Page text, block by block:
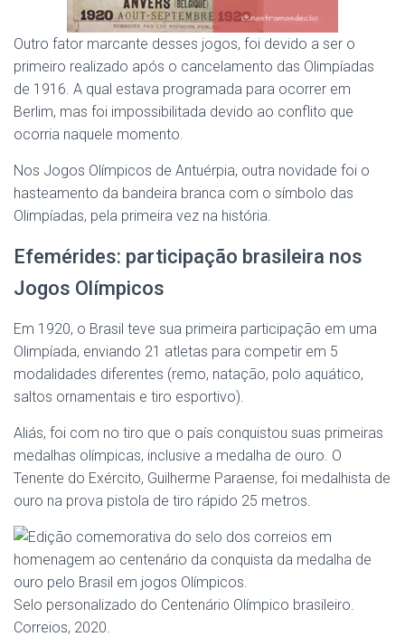
Outro fator marcante desses jogos, foi devido a ser o
primeiro realizado após o cancelamento das Olimpíadas
de 1916. A qual estava programada para ocorrer em
Berlim, mas foi impossibilitada devido ao conflito que
ocorria naquele momento.
Nos Jogos Olímpicos de Antuérpia, outra novidade foi o
hasteamento da bandeira branca com o símbolo das
Olimpíadas, pela primeira vez na história.
Efemérides: participação brasileira nos
Jogos Olímpicos
Em 1920, o Brasil teve sua primeira participação em uma
Olimpíada, enviando 21 atletas para competir em 5
modalidades diferentes (remo, natação, polo aquático,
saltos ornamentais e tiro esportivo).
Aliás, foi com no tiro que o país conquistou suas primeiras
medalhas olímpicas, inclusive a medalha de ouro. O
Tenente do Exército, Guilherme Paraense, foi medalhista de
ouro na prova pistola de tiro rápido 25 metros.
Selo personalizado do Centenário Olímpico brasileiro.
Correios, 2020.